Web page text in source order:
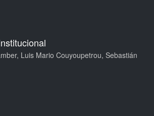
Luis Mario Couyoupetrou, Sebastián